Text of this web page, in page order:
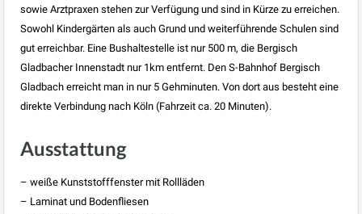
sowie Arztpraxen stehen zur Verfügung und sind in Kürze zu erreichen.
Sowohl Kindergärten als auch Grund und weiterführende Schulen sind
gut erreichbar. Eine Bushaltestelle ist nur 500 m, die Bergisch
Gladbacher Innenstadt nur 1km entfernt. Den S-Bahnhof Bergisch
Gladbach erreicht man in nur 5 Gehminuten. Von dort aus besteht eine
direkte Verbindung nach Köln (Fahrzeit ca. 20 Minuten).
Ausstattung
– weiße Kunststofffenster mit Rollläden
– Laminat und Bodenfliesen